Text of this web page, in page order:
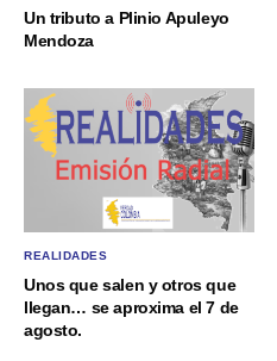
Un tributo a Plinio Apuleyo
Mendoza
REALIDADES
Unos que salen y otros que
llegan… se aproxima el 7 de
agosto.